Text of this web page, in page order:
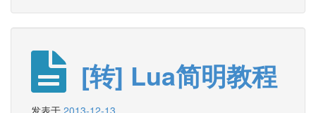
[转] Lua简明教程
发表于 2013-12-13